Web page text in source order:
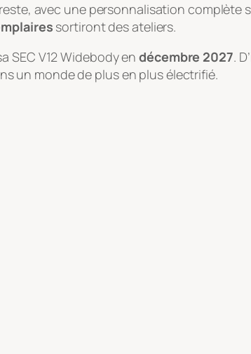
reste, avec une personnalisation
sortiront des ateliers.
SEC V12 Widebody endécembre 2027.
un monde de plus en plus électrifié.